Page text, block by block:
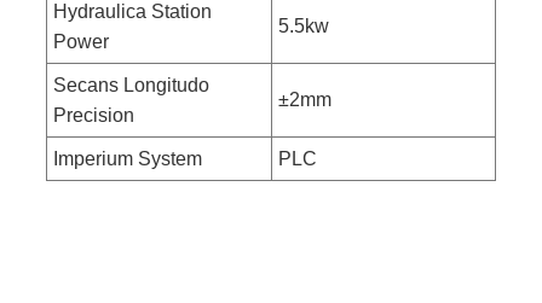
Hydraulica Station
Power
5.5kw
Secans Longitudo
Precision
±2mm
Imperium System PLC